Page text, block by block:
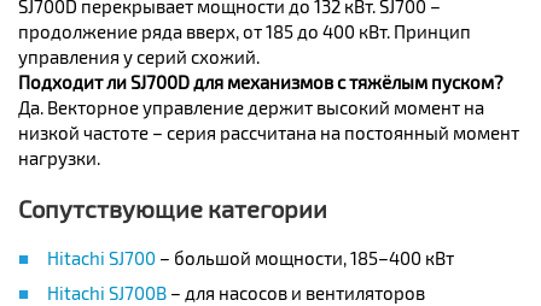
SJ700D перекрывает мощности до 132 кВт. SJ700 –
продолжение ряда вверх, от 185 до 400 кВт. Принцип
управления у серий схожий.
Подходит ли SJ700D для механизмов с тяжёлым пуском?
Да. Векторное управление держит высокий момент на
низкой частоте – серия рассчитана на постоянный момент
нагрузки.
Сопутствующие категории
Hitachi SJ700 – большой мощности, 185–400 кВт
Hitachi SJ700B – для насосов и вентиляторов